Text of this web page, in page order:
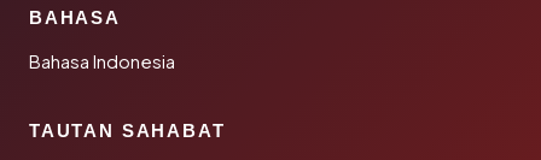
BAHASA
Bahasa Indonesia
TAUTAN SAHABAT